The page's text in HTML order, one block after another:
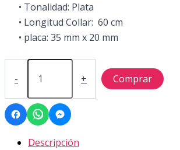
• Tonalidad: Plata
• Longitud Collar: 60 cm
• placa: 35 mm x 20 mm
-
COLLAR
+ Comprar
Descripción